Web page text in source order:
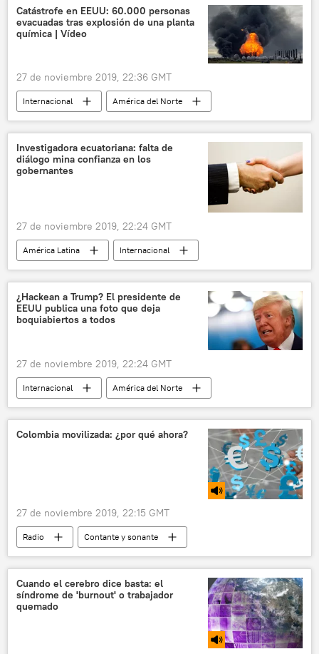
💬 Entrevistas
💬 Opinión y Análisis
Bolivia
candidato
Catástrofe en EEUU: 60.000 personas
evacuadas tras explosión de una planta
química | Vídeo
27 de noviembre 2019, 22:36 GMT
Internacional
América del Norte
medioambiente
sociedad
EEUU
explosiones
noticias
Investigadora ecuatoriana: falta de
diálogo mina confianza en los
gobernantes
27 de noviembre 2019, 22:24 GMT
América Latina
Internacional
gobernantes
desconfianza noticias
¿Hackean a Trump? El presidente de
EEUU publica una foto que deja
boquiabiertos a todos
27 de noviembre 2019, 22:24 GMT
Internacional
América del Norte
Donald Trump
Rocky (película)
noticias
Colombia movilizada: ¿por qué ahora?
27 de noviembre 2019, 22:15 GMT
Radio
Contante y sonante
Colombia
Iván Duque
neoliberalismo
Colombia, sometida a una nueva ola de protestas tras el 21N
Cuando el cerebro dice basta: el
síndrome de 'burnout' o trabajador
quemado